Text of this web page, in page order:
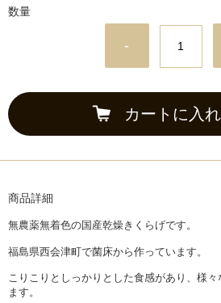
数量
-
カートに入
商品詳細
無農薬無着色の国産乾燥きくらげです。
福島県西会津町で菌床から作っています。
こりこりとしっかりとした食感があり、様
ます。